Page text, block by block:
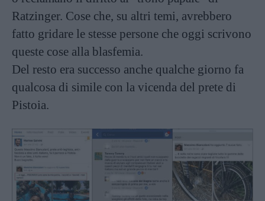
Ratzinger. Cose che, su altri temi, avrebbero
fatto gridare le stesse persone che oggi scrivono
queste cose alla blasfemia.
Del resto era successo anche qualche giorno fa
qualcosa di simile con la vicenda del prete di
Pistoia.